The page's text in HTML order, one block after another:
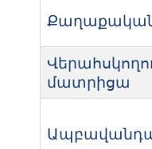
մատրիցա